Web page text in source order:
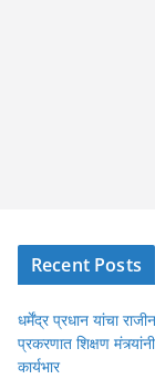
Recent Posts
धर्मेंद्र प्रधान यांचा
प्रकरणात शिक्षण
कार्यभार